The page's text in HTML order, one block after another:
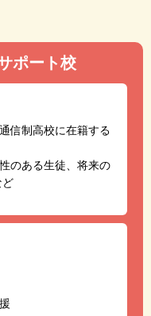
ポート校
信制高校に在籍する
のある生徒、将来の
ど